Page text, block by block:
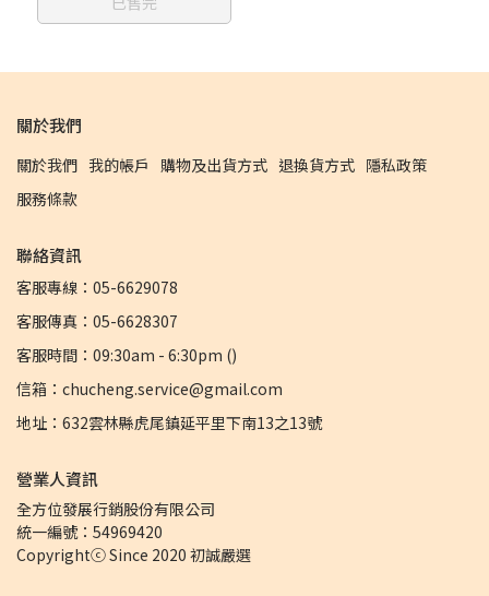
關於我們
關於我們 我的帳戶 購物及出貨方式 退換貨方式 隱私政策
服務條款
聯絡資訊
客服專線：05-6629078
客服傳真：05-6628307
客服時間：09:30am - 6:30pm ()
信箱：chucheng.service@gmail.com
地址：632雲林縣虎尾鎮延平里下南13之13號
營業人資訊
全方位發展行銷股份有限公司
統一編號：54969420
Copyrightⓒ Since 2020 初誠嚴選